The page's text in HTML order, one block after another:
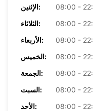
الإثنين:
08:00 -
الثلاثاء:
08:00 -
الأربعاء:
08:00 -
الخميس:
08:00 -
الجمعة:
08:00 -
السبت:
08:00 -
الأحد:
08:00 -